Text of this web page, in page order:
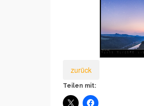
zurück
Teilen mit: